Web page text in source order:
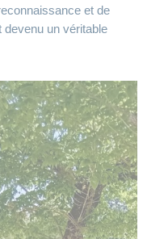
et de
un véritable